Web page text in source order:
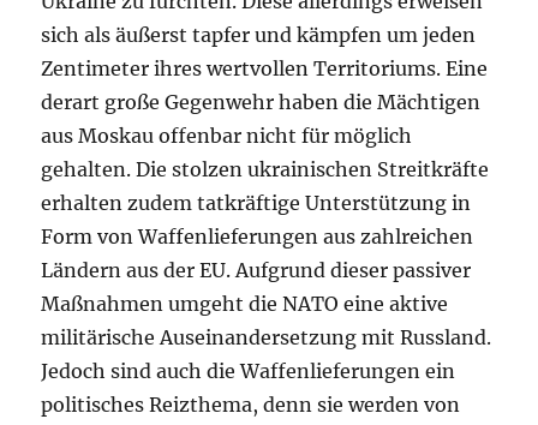
sich als äußerst tapfer und kämpfen um jeden
Zentimeter ihres wertvollen Territoriums. Eine
derart große Gegenwehr haben die Mächtigen
aus Moskau offenbar nicht für möglich
gehalten. Die stolzen ukrainischen Streitkräfte
erhalten zudem tatkräftige Unterstützung in
Form von Waffenlieferungen aus zahlreichen
Ländern aus der EU. Aufgrund dieser passiver
Maßnahmen umgeht die NATO eine aktive
militärische Auseinandersetzung mit Russland.
Jedoch sind auch die Waffenlieferungen ein
politisches Reizthema, denn sie werden von